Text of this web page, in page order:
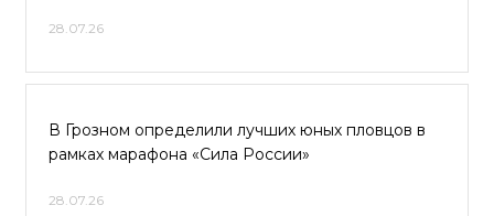
28.07.26
В Грозном определили лучших юных пловцов в
рамках марафона «Сила России»
28.07.26